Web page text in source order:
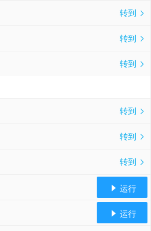
转到 
转到 
转到 
转到 
转到 
转到 
 运行
 运行